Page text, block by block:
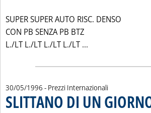
SUPER SUPER AUTO RISC. DENSO
CON PB SENZA PB BTZ
L./LT L./LT L./LT L./LT ...
30/05/1996 - Prezzi Internazionali
SLITTANO DI UN